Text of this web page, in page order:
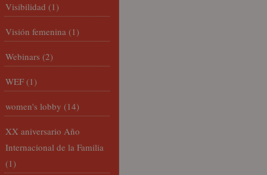
Visibilidad (1)
Visión femenina (1)
Webinars (2)
WEF (1)
women's lobby (14)
XX aniversario Año
Internacional de la Familia
(1)